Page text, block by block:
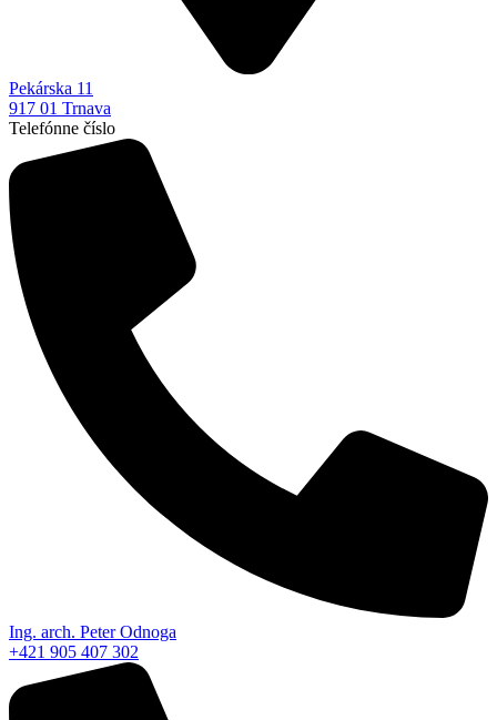
Pekárska 11
917 01 Trnava
Telefónne číslo
Ing. arch. Peter Odnoga
+421 905 407 302